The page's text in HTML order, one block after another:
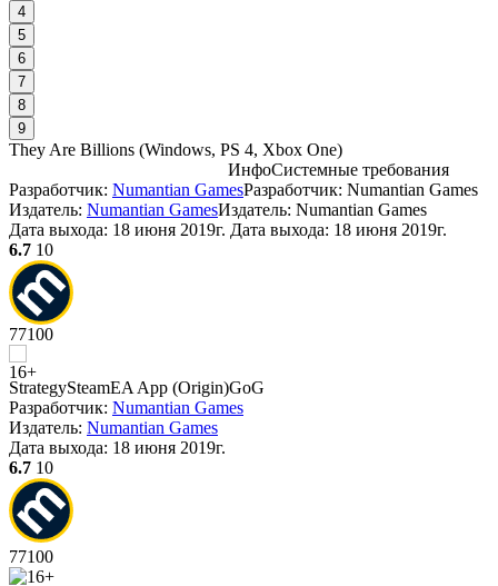
4
5
6
7
8
9
They Are Billions (Windows, PS 4, Xbox One)
ИнфоСистемные требования
Разработчик: Numantian GamesРазработчик: Numantian Games
Издатель: Numantian GamesИздатель: Numantian Games
Дата выхода: 18 июня 2019г. Дата выхода: 18 июня 2019г.
6.7 10
77100
StrategySteamEA App (Origin)GoG
Разработчик: Numantian Games
Издатель: Numantian Games
Дата выхода: 18 июня 2019г.
6.7 10
77100